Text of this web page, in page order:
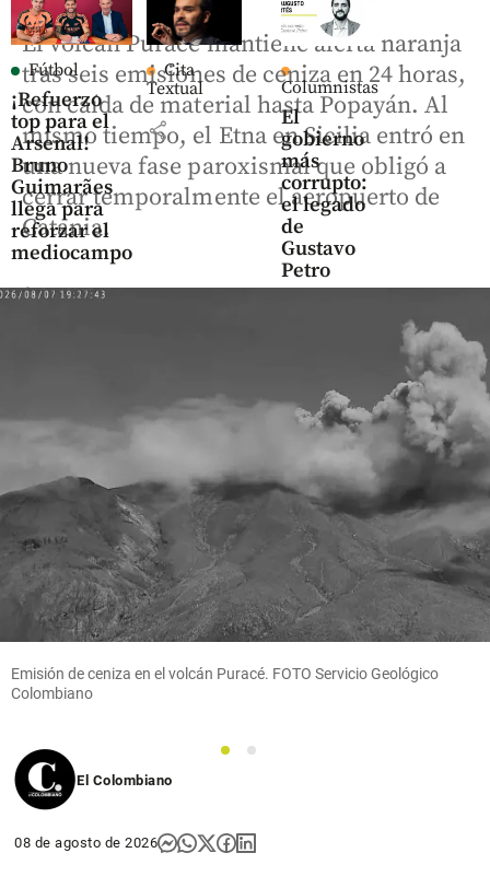
Fútbol
¡Refuerzo
top para el
Arsenal!
Bruno
Guimarães
llega para
reforzar el
mediocampo
share
Cita
Textual
share
Columnistas
El
gobierno
más
corrupto:
el legado
de
Gustavo
Petro
Fútbol
La pelota
de la
Dios’ sale a
subasta:
¿cuánto
vale el
histórico
balón de
Maradona?
El volcán Puracé mantiene alerta naranja
tras seis emisiones de ceniza en 24 horas,
con caída de material hasta Popayán. Al
mismo tiempo, el Etna en Sicilia entró en
una nueva fase paroxismal que obligó a
cerrar temporalmente el aeropuerto de
Catania.
Emisión de ceniza en el volcán Puracé. FOTO Servicio Geológico
Colombiano
1
2
El Colombiano
08 de agosto de 2026